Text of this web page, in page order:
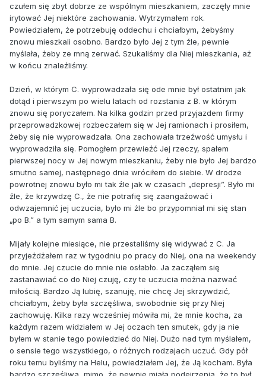
czułem się zbyt dobrze ze wspólnym mieszkaniem, zaczęły mnie
irytować Jej niektóre zachowania. Wytrzymałem rok.
Powiedziałem, że potrzebuję oddechu i chciałbym, żebyśmy
znowu mieszkali osobno. Bardzo było Jej z tym źle, pewnie
myślała, żeby ze mną zerwać. Szukaliśmy dla Niej mieszkania, aż
w końcu znaleźliśmy.
Dzień, w którym C. wyprowadzała się ode mnie był ostatnim jak
dotąd i pierwszym po wielu latach od rozstania z B. w którym
znowu się poryczałem. Na kilka godzin przed przyjazdem firmy
przeprowadzkowej rozbeczałem się w Jej ramionach i prosiłem,
żeby się nie wyprowadzała. Ona zachowała trzeźwość umysłu i
wyprowadziła się. Pomogłem przewieźć Jej rzeczy, spałem
pierwszej nocy w Jej nowym mieszkaniu, żeby nie było Jej bardzo
smutno samej, następnego dnia wróciłem do siebie. W drodze
powrotnej znowu było mi tak źle jak w czasach „depresji”. Było mi
źle, że krzywdzę C., że nie potrafię się zaangażować i
odwzajemnić jej uczucia, było mi źle bo przypomniał mi się stan
„po B.” a tym samym sama B.
Mijały kolejne miesiące, nie przestaliśmy się widywać z C. Ja
przyjeżdżałem raz w tygodniu po pracy do Niej, ona na weekendy
do mnie. Jej czucie do mnie nie osłabło. Ja zacząłem się
zastanawiać co do Niej czuję, czy te uczucia można nazwać
miłością. Bardzo Ją lubię, szanuję, nie chcę Jej skrzywdzić,
chciałbym, żeby była szczęśliwa, swobodnie się przy Niej
zachowuję. Kilka razy wcześniej mówiła mi, że mnie kocha, za
każdym razem widziałem w Jej oczach ten smutek, gdy ja nie
byłem w stanie tego powiedzieć do Niej. Dużo nad tym myślałem,
o sensie tego wszystkiego, o różnych rodzajach uczuć. Gdy pół
roku temu byliśmy na Helu, powiedziałem Jej, że Ją kocham. Była